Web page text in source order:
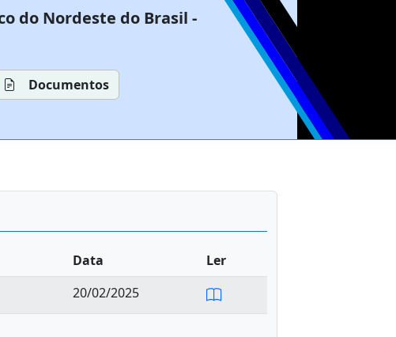
do Nordeste do Brasil -
Documentos
Data
Ler
20/02/2025